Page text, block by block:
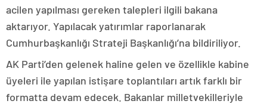
acilen yapılması gereken talepleri ilgili bakana
aktarıyor. Yapılacak yatırımlar raporlanarak
Cumhurbaşkanlığı Strateji Başkanlığı’na bildiriliyor.
AK Parti’den gelenek haline gelen ve özellikle kabine
üyeleri ile yapılan istişare toplantıları artık farklı bir
formatta devam edecek. Bakanlar milletvekilleriyle